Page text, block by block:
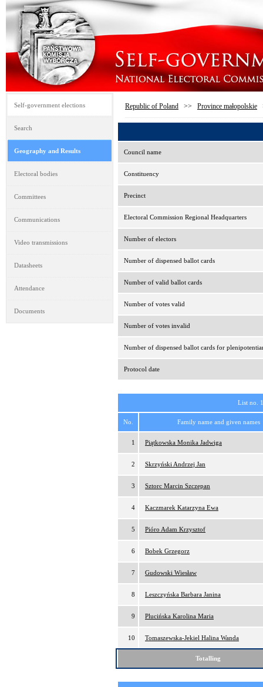
Self-government elections
Search
Geography and Results
Electoral bodies
Committees
Communications
Video transmissions
Datasheets
Attendance
Documents
Republic of Poland >> Province małopolskie
Council name
Constituency
Precinct
Electoral Commission Regional Headquarters
Number of electors
Number of dispensed ballot cards
Number of valid ballot cards
Number of votes valid
Number of votes invalid
Number of dispensed ballot cards for
Protocol date
List no.
No. Family name and given names
1 Piątkowska Monika Jadwiga
2 Skrzyński Andrzej Jan
3 Sztorc Marcin Szczepan
4 Kaczmarek Katarzyna Ewa
5 Pióro Adam Krzysztof
6 Bobek Grzegorz
7 Gudowski Wiesław
8 Leszczyńska Barbara Janina
9 Plucińska Karolina Maria
10 Tomaszewska-Jekiel Halina Wanda
Totalling